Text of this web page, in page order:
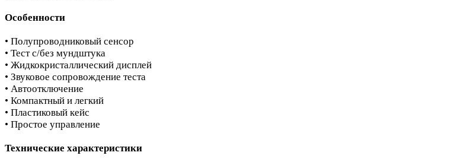
Особенности
• Полупроводниковый сенсор
• Тест с/без мундштука
• Жидкокристаллический дисплей
• Звуковое сопровождение теста
• Автоотключение
• Компактный и легкий
• Пластиковый кейс
• Простое управление
Технические характеристики